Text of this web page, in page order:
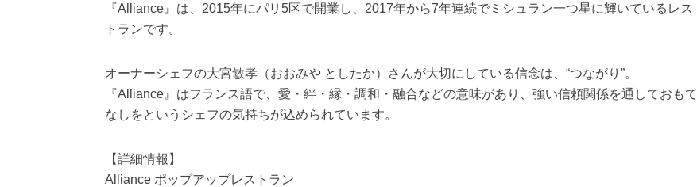
『Alliance』は、2015年にパリ5区で開業し、2017年から7年連続でミシュラン一つ星に輝いているレス
トランです。
オーナーシェフの大宮敏孝（おおみや としたか）さんが大切にしている信念は、“つながり”。
『Alliance』はフランス語で、愛・絆・縁・調和・融合などの意味があり、強い信頼関係を通しておもて
なしをというシェフの気持ちが込められています。
【詳細情報】
Alliance ポップアップレストラン